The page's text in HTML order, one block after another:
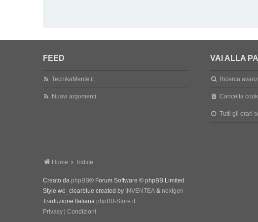
FEED
TecnikaMente.it
Nuovi argomenti
VAI ALLA
Ricerca
Cancella
Tutti gli orari
Home Indice
Creato da phpBB® Forum Software © phpBB Limited
Style we_clearblue created by INVENTEA & nextgen
Traduzione Italiana phpBB-Store.it
Privacy
Condizioni